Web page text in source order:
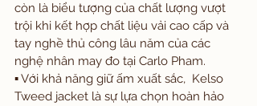
còn là biểu tượng của chất lượng vượt
trội khi kết hợp chất liệu vải cao cấp và
tay nghề thủ công lâu năm của các
nghệ nhân may đo tại Carlo Pham.
▪️ Với khả năng giữ ấm xuất sắc,  Kelso
Tweed jacket là sự lựa chọn hoàn hảo